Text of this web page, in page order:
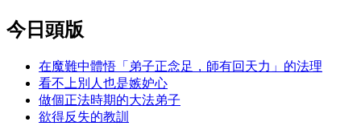
今日頭版
在魔難中體悟「弟子正念足，師有回天力」的法理
看不上別人也是嫉妒心
做個正法時期的大法弟子
欲得反失的教訓